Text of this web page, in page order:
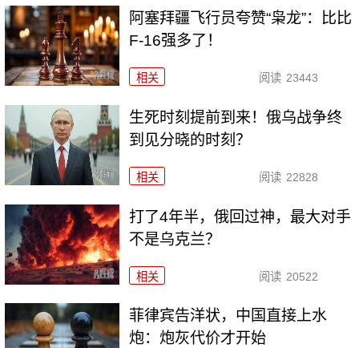
阿塞拜疆飞行员夸赞“枭龙”：比比
F-16强多了！
相关 阅读 23443
生死时刻提前到来！俄乌战争终
到见分晓的时刻？
相关 阅读 22828
打了4年半，俄回过神，最大对手
不是乌克兰？
相关 阅读 20522
菲律宾告洋状，中国直接上水
炮：炮灰代价才开始